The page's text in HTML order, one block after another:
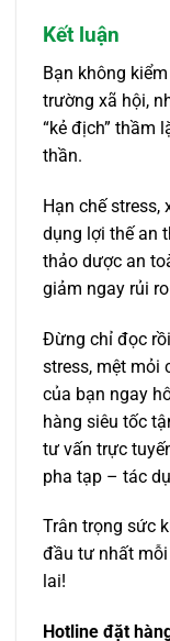
Kết luận
Bạn không
trường xã hội,
“kẻ địch” thầm
thần.
Hạn chế stress,
dụng lợi thế an
thảo dược an
giảm ngay rủi
Đừng chỉ đọc
stress, mệt mỏi
của bạn ngay
hàng siêu tốc
tư vấn trực
pha tạp – tác
Trân trọng sức
đầu tư nhất
lai!
Hotline đặt